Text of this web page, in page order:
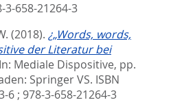
3-658-21264-3
(2018). ¿„Words, words,
der Literatur bei
In: Mediale Dispositive, pp.
Springer VS. ISBN
6 ; 978-3-658-21264-3